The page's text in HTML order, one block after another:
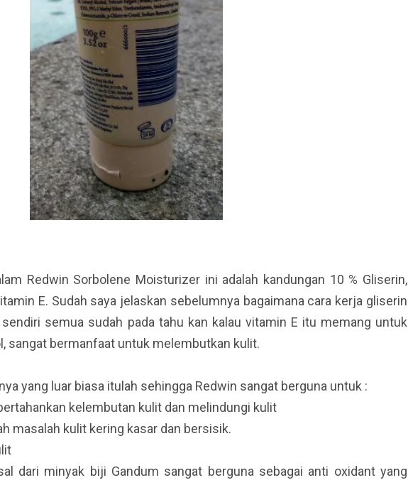
Redwin Sorbolene Moisturizer ini adalah kandungan 10 % Gliserin,
E. Sudah saya jelaskan sebelumnya bagaimana cara kerja gliserin
semua sudah pada tahu kan kalau vitamin E itu memang untuk
sangat bermanfaat untuk melembutkan kulit.
yang luar biasa itulah sehingga Redwin sangat berguna untuk :
kelembutan kulit dan melindungi kulit
masalah kulit kering kasar dan bersisik.
dari minyak biji Gandum sangat berguna sebagai anti oxidant yang